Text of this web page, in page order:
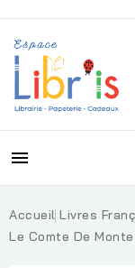

Accueil Livres
Le Comte De